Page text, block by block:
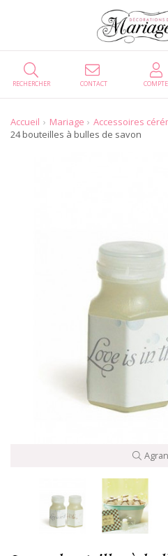
CONTACT
RECHERCHER COMPTE
Accueil Mariage Accessoires
24 bouteilles à bulles de savon